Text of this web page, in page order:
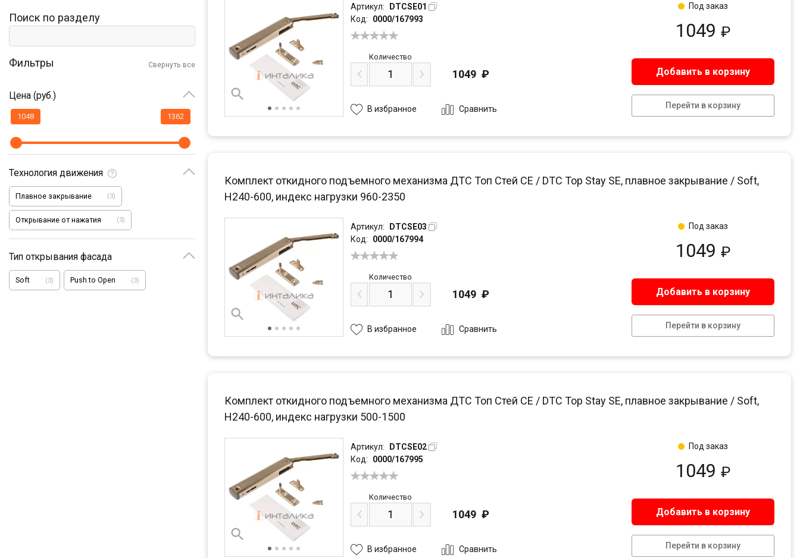
Поиск по разделу
Фильтры Свернуть все
Цена (руб.)
Технология движения
Плавное закрывание (3)
Открывание от нажатия (3)
Тип открывания фасада
Soft (3) Push to Open (3)
Артикул:
DTCSE01
Код:
0000/167993
1049 ₽
Количество
1049 ₽ Добавить в корзину
Перейти в корзину
В избранное Сравнить
Под заказ
Комплект откидного подъемного механизма ДТС Топ Стей СЕ / DTC Top Stay SE, плавное закрывание / Soft,
H240-600, индекс нагрузки 960-2350
Артикул:
DTCSE03
Код:
0000/167994
1049 ₽
Количество
1049 ₽ Добавить в корзину
Перейти в корзину
В избранное Сравнить
Под заказ
Комплект откидного подъемного механизма ДТС Топ Стей СЕ / DTC Top Stay SE, плавное закрывание / Soft,
H240-600, индекс нагрузки 500-1500
Артикул:
DTCSE02
Код:
0000/167995
1049 ₽
Количество
1049 ₽ Добавить в корзину
Перейти в корзину
В избранное Сравнить
Под заказ